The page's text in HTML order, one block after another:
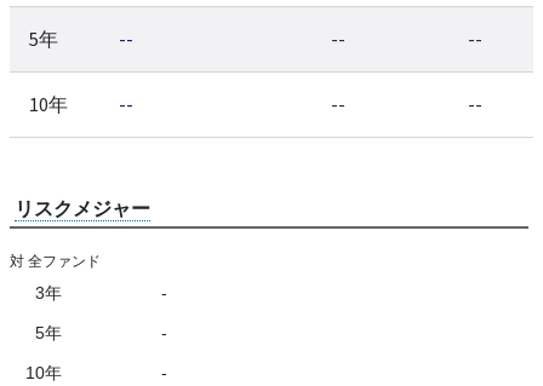
5年 -- -- --
10年 -- -- --
リスクメジャー
対 全ファンド
3年 -
5年 -
10年 -